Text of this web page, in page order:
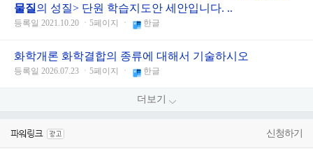
물질 의 성질> 단원 학습지도안 세안입니다. ..
등록일 2021.10.20 ㆍ5페이지 ㆍ 한글
화학개론 화학결합의 종류에 대해서 기술하시오
등록일 2026.07.23 ㆍ5페이지 ㆍ 한글
더보기
신청하기